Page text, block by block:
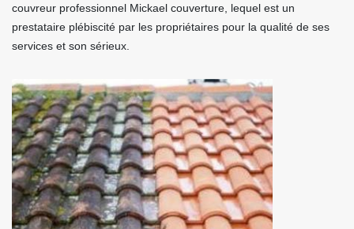
couvreur professionnel Mickael couverture, lequel est un
prestataire plébiscité par les propriétaires pour la qualité de ses
services et son sérieux.